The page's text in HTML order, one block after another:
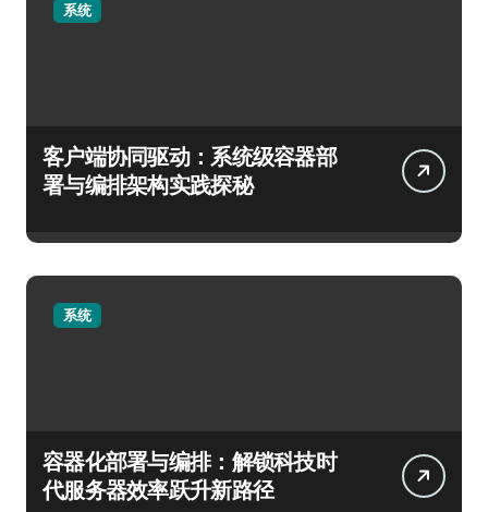
系统
客户端协同驱动：系统级容器部
署与编排架构实践探秘
系统
容器化部署与编排：解锁科技时
代服务器效率跃升新路径